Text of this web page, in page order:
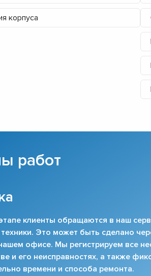
корпуса
работ
клиенты обращаются в наш
Это может быть сделано
офисе. Мы регистрируем все
и его неисправностях, а также
времени и способа ремонта.